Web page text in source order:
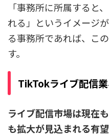
「事務所に所属すると
れる」というイメージ
る事務所であれば、こ
す。
TikTokライブ配信
ライブ配信市場は現在
も拡大が見込まれる有望